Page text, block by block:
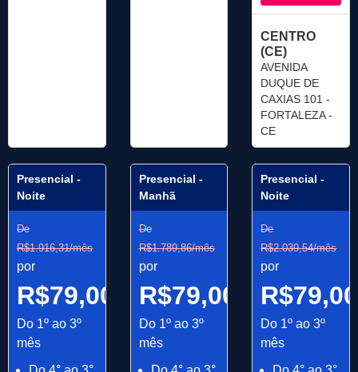
CENTRO
(CE)
AVENIDA
DUQUE DE
CAXIAS 101 -
FORTALEZA -
CE
Presencial -
Noite
De
R$1.916,31/mês
por
R$79,00/mês
Do 1º ao 3º
mês
Presencial -
Manhã
De
R$1.789,86/mês
por
R$79,00/mês
Do 1º ao 3º
mês
Presencial -
Noite
De
R$2.039,54/mês
por
Do 1º ao 3º
mês